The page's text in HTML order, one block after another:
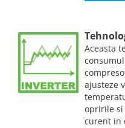
Aceasta
ajusteze
opririle si
curent in